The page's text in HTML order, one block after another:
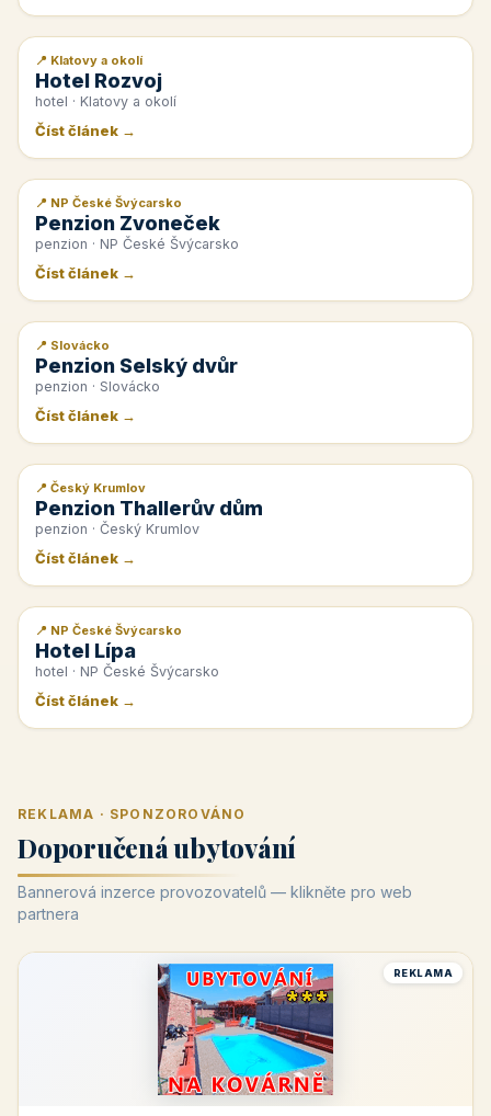
📰 PR článek
📍 Klatovy a okolí
Hotel Rozvoj
hotel · Klatovy a okolí
Číst článek →
📰 PR článek
📍 NP České Švýcarsko
Penzion Zvoneček
penzion · NP České Švýcarsko
Číst článek →
📰 PR článek
📍 Slovácko
Penzion Selský dvůr
penzion · Slovácko
Číst článek →
📰 PR článek
📍 Český Krumlov
Penzion Thallerův dům
penzion · Český Krumlov
Číst článek →
📰 PR článek
📍 NP České Švýcarsko
Hotel Lípa
hotel · NP České Švýcarsko
Číst článek →
REKLAMA · SPONZOROVÁNO
Doporučená ubytování
Bannerová inzerce provozovatelů — klikněte pro web
partnera
REKLAMA